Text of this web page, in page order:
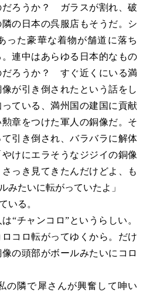
だろうか？ ガラスが割れ、破
の日本の呉服店もそうだ。シ
った豪華な着物が舗道に落ち
連中はあらゆる日本的なもの
だろうか？ すぐ近くにいる満
が引き倒されたという話をし
ている、満州国の建国に貢献
章をつけた軍人の銅像だ。そ
引き倒され、バラバラに解体
けにエラそうなジジイの銅像
っき見てきたんだけどよ、も
みたいに転がっていたよ」
いる。
“チャンコロ”というらしい。
コロ転がってゆくから。だけ
の頭部がボールみたいにコロ
の隣で犀さんが興奮して呻い